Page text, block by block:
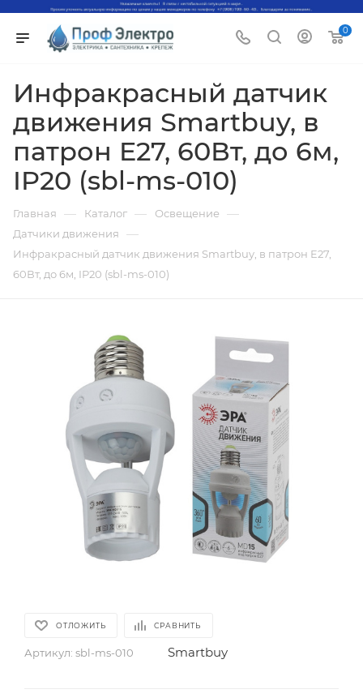
0
Инфракрасный датчик
движения Smartbuy, в
патрон E27, 60Вт, до 6м,
IP20 (sbl-ms-010)
Главная — Каталог — Освещение —
Датчики движения —
Инфракрасный датчик движения Smartbuy, в патрон E27,
60Вт, до 6м, IP20 (sbl-ms-010)
ОТЛОЖИТЬ СРАВНИТЬ
Артикул: sbl-ms-010 Smartbuy